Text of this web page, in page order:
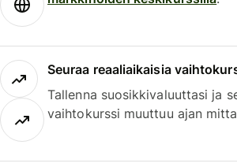
Seuraa reaaliaikaisia
Tallenna suosikkivaluuttasi ja
vaihtokurssi muuttuu ajan